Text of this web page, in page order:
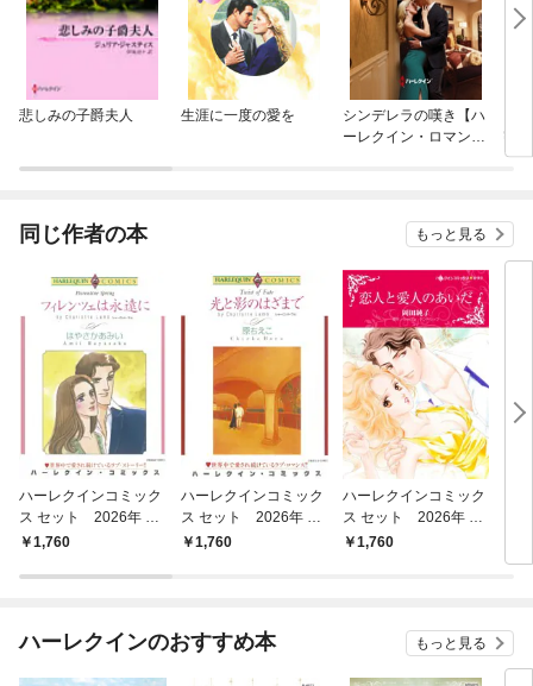
悲しみの子爵夫人 生涯に一度の愛を
シンデレラの嘆き【ハ
ーレクイン・ロマンス
密
～
同じ作者の本 もっと見る
ハーレクインコミック
ス セット 2026年 vo
l.916
1,760
ハーレクインコミック
ス セット 2026年 vo
l.910
1,760
ハーレクインコミック
ス セット 2026年 vo
l.905
1,760
～
ハーレクインのおすすめ本 もっと見る